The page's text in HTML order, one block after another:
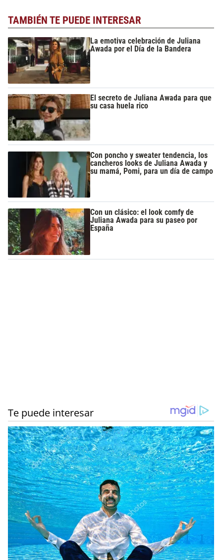
TAMBIÉN TE PUEDE INTERESAR
La emotiva celebración de Juliana
Awada por el Día de la Bandera
El secreto de Juliana Awada para que
su casa huela rico
Con poncho y sweater tendencia, los
cancheros looks de Juliana Awada y
su mamá, Pomi, para un día de campo
Con un clásico: el look comfy de
Juliana Awada para su paseo por
España